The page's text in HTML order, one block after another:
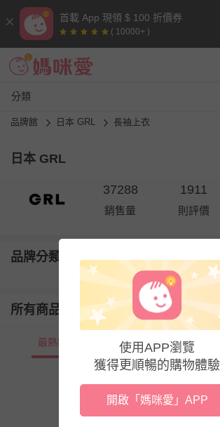
首載 App 現領 $ 100 折價券
( 10000+ )
分類
品牌館 日本 GRL 長袖上衣
日本 GRL
37288
銷售量
1911
則評價
品牌分類
所有商品
最熱銷 新上市
使用APP瀏覽
獲得更順暢的購物體驗
開啟「媽咪愛」APP